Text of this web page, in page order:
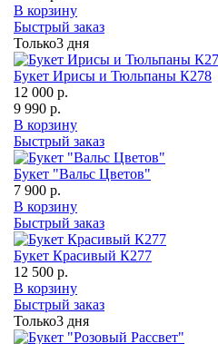
В корзину
Быстрый заказ
Только3 дня
Букет Ирисы и Тюльпаны К278
12 000 р.
9 990 р.
В корзину
Быстрый заказ
Букет "Вальс Цветов"
7 900 р.
В корзину
Быстрый заказ
Букет Красивый К277
12 500 р.
В корзину
Быстрый заказ
Только3 дня